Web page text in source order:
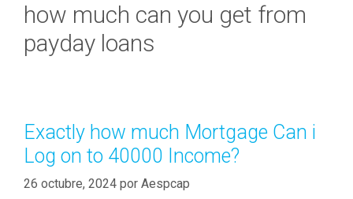
how much can you get from
payday loans
Exactly how much Mortgage Can i
Log on to 40000 Income?
26 octubre, 2024 por Aespcap